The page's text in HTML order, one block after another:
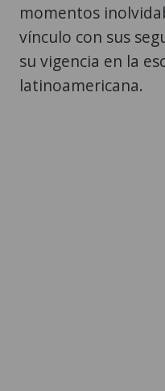
momentos
vínculo con sus
su vigencia en la
latinoamericana.